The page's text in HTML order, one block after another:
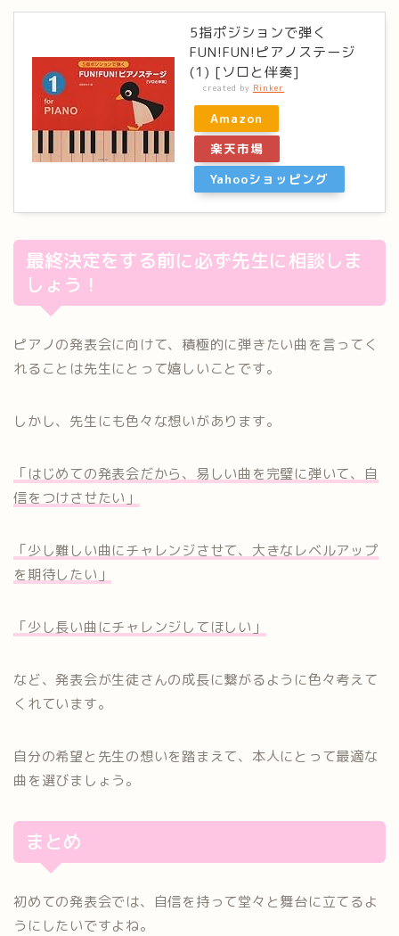
5指ポジションで弾く
FUN!FUN!ピアノステージ
(1) [ソロと伴奏]
created by Rinker
Amazon
楽天市場
Yahooショッピング
最終決定をする前に必ず先生に相談しま
しょう！
ピアノの発表会に向けて、積極的に弾きたい曲を言ってく
れること は先生にとって嬉しいことです。
しかし、先生にも色々な想いがあります。
「はじめての発表会だから、易しい曲を完璧に弾いて、自
信をつけさせたい」
「少し難しい曲にチャレンジさせて、大きなレベルアップ
を期待したい」
「少し長い曲にチャレンジしてほしい」
など、発表会が生徒さんの成長に繋がるように色々考えて
くれています。
自分の希望と先生の想いを踏まえて、本人にとって最適な
曲を選びましょう。
まとめ
初めての発表会では、自信を持って堂々と舞台に立てるよ
うにしたいですよね。